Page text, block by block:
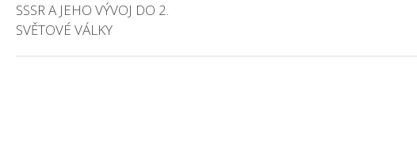
SSSR A JEHO VÝVOJ DO 2.
SVĚTOVÉ VÁLKY